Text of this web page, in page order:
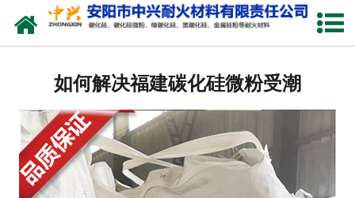
网站首页
新闻中心
厂容厂貌
如何解决福建碳化硅微粉受潮